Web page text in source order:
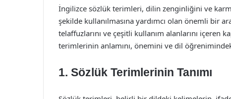
İngilizce sözlük terimleri, dilin zenginliğini ve
şekilde kullanılmasına yardımcı olan önemli bir
telaffuzlarını ve çeşitli kullanım alanlarını içeren
terimlerinin anlamını, önemini ve dil
1. Sözlük Terimlerinin Tanımı